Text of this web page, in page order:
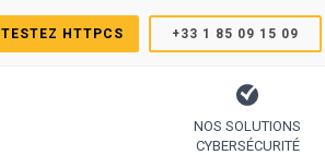
TESTEZ HTTPCS +33 1 85 09 15 09
NOS SOLUTIONS
CYBERSÉCURITÉ